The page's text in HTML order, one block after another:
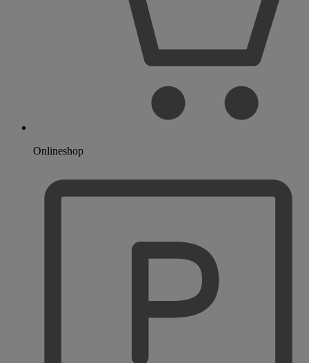
Onlineshop